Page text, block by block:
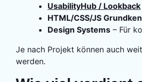
UsabilityHub / Lookback
HTML/CSS/JS
Design Systems – Für
Je nach Projekt können auch
werden.